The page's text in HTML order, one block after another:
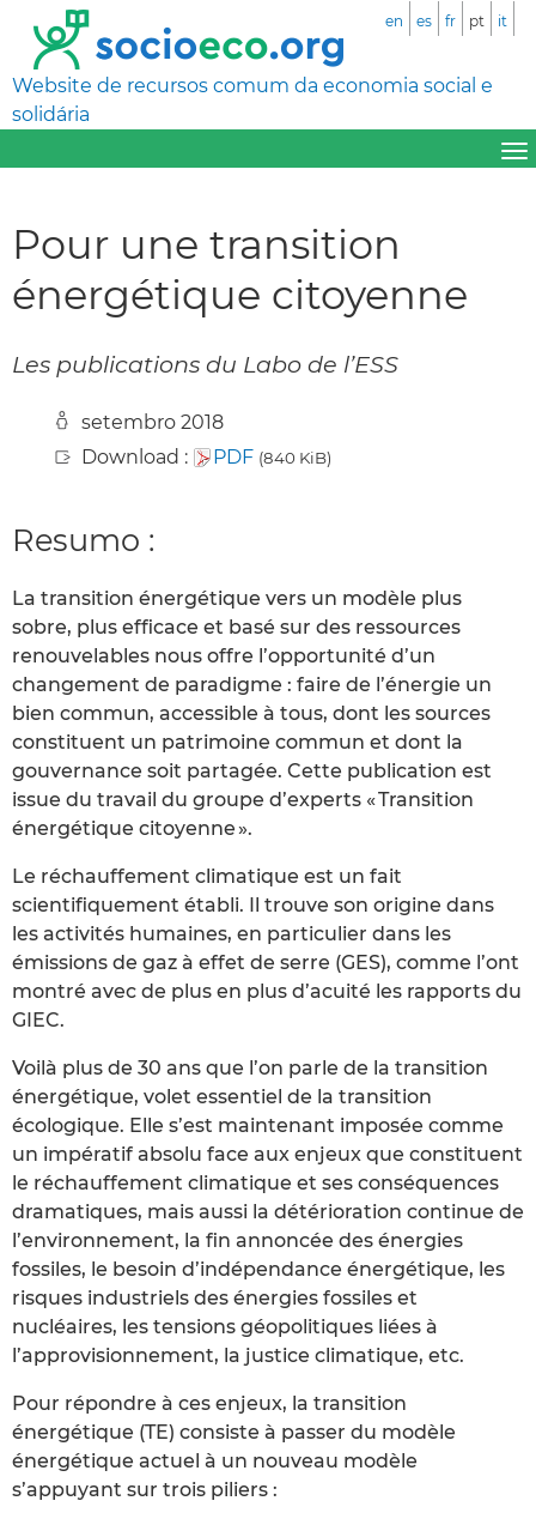
Website de recursos comum da economia social e
solidária
en es fr pt it
Pour une transition
énergétique citoyenne
Les publications du Labo de l’ESS
setembro 2018
Download :
PDF (840 KiB)
Resumo :
La transition énergétique vers un modèle plus
sobre, plus efficace et basé sur des ressources
renouvelables nous offre l’opportunité d’un
changement de paradigme : faire de l’énergie un
bien commun, accessible à tous, dont les sources
constituent un patrimoine commun et dont la
gouvernance soit partagée. Cette publication est
issue du travail du groupe d’experts « Transition
énergétique citoyenne ».
Le réchauffement climatique est un fait
scientifiquement établi. Il trouve son origine dans
les activités humaines, en particulier dans les
émissions de gaz à effet de serre (GES), comme l’ont
montré avec de plus en plus d’acuité les rapports du
GIEC.
Voilà plus de 30 ans que l’on parle de la transition
énergétique, volet essentiel de la transition
écologique. Elle s’est maintenant imposée comme
un impératif absolu face aux enjeux que constituent
le réchauffement climatique et ses conséquences
dramatiques, mais aussi la détérioration continue de
l’environnement, la fin annoncée des énergies
fossiles, le besoin d’indépendance énergétique, les
risques industriels des énergies fossiles et
nucléaires, les tensions géopolitiques liées à
l’approvisionnement, la justice climatique, etc.
Pour répondre à ces enjeux, la transition
énergétique (TE) consiste à passer du modèle
énergétique actuel à un nouveau modèle
s’appuyant sur trois piliers :